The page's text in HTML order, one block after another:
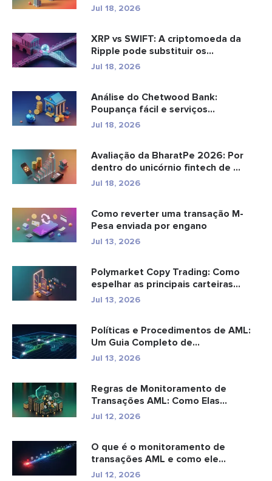
Jul 18, 2026
XRP vs SWIFT: A criptomoeda da
Ripple pode substituir os
pagamento...
Jul 18, 2026
Análise do Chetwood Bank:
Poupança fácil e serviços
bancários...
Jul 18, 2026
Avaliação da BharatPe 2026: Por
dentro do unicórnio fintech de ...
Jul 18, 2026
Como reverter uma transação M-
Pesa enviada por engano
Jul 13, 2026
Polymarket Copy Trading: Como
espelhar as principais carteiras
com...
Jul 13, 2026
Políticas e Procedimentos de AML:
Um Guia Completo de
Conformidade
Jul 13, 2026
Regras de Monitoramento de
Transações AML: Como Elas
Detectam Cr...
Jul 12, 2026
O que é o monitoramento de
transações AML e como ele
funciona?
Jul 12, 2026